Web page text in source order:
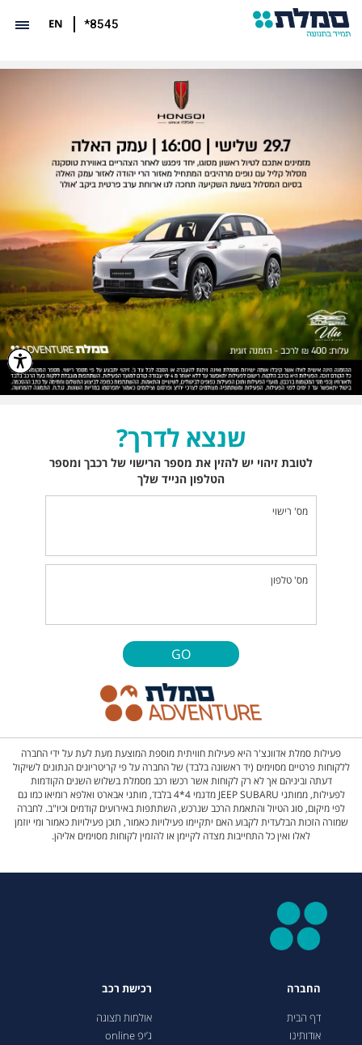
*8545
EN
שנצא לדרך?
לטובת זיהוי יש להזין את מספר הרישוי של רכבך ומספר
הטלפון הנייד שלך
מס' רישוי
מס' טלפון
GO
פעילות סמלת אדוונצ'ר היא פעילות חוויתית מוספת המוצעת מעת לעת על ידי החברה
ללקוחות פרטיים מסוימים (יד ראשונה בלבד) של החברה על פי קריטריונים הנתונים לשיקול
דעתה וביניהם אך לא רק לקוחות אשר רכשו רכב מסמלת בשלוש השנים הקודמות
לפעילות, ממותגי JEEP SUBARU מדגמי 4*4 בלבד, מותגי אבארט ואלפא רומיאו כמו גם
לפי מיקום, סוג הטיול והתאמת הרכב שנרכש, השתתפות באירועים קודמים וכיו"ב. לחברה
שמורה הזכות הבלעדית לקבוע האם יתקיימו פעילויות כאמור, תוכן פעילויות כאמור ומי יוזמן
לאלו ואין כל התחייבות מצדה לקיימן או להזמין לקוחות מסוימים אליהן.
החברה
דף הבית
אודותינו
רכישת רכב
אולמות תצוגה
ג’יפ online